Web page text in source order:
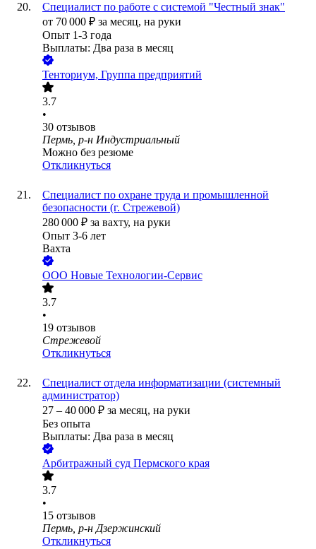
Специалист по работе с системой "Честный знак"
от 70 000 ₽ за месяц, на руки
Опыт 1-3 года
Выплаты: Два раза в месяц
Тенториум, Группа предприятий
3.7
•
30 отзывов
Пермь, р-н Индустриальный
Можно без резюме
Откликнуться
Специалист по охране труда и промышленной
безопасности (г. Стрежевой)
280 000 ₽ за вахту, на руки
Опыт 3-6 лет
Вахта
ООО Новые Технологии-Сервис
3.7
•
19 отзывов
Стрежевой
Откликнуться
Специалист отдела информатизации (системный
администратор)
27 – 40 000 ₽ за месяц, на руки
Без опыта
Выплаты: Два раза в месяц
Арбитражный суд Пермского края
3.7
•
15 отзывов
Пермь, р-н Дзержинский
Откликнуться